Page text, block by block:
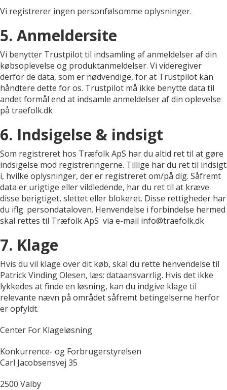
Vi registrerer ingen personfølsomme oplysninger.
5. Anmeldersite
Vi benytter Trustpilot til indsamling af anmeldelser af din
købsoplevelse og produktanmeldelser. Vi videregiver
derfor de data, som er nødvendige, for at Trustpilot kan
håndtere dette for os. Trustpilot må ikke benytte data til
andet formål end at indsamle anmeldelser af din oplevelse
på traefolk.dk
6. Indsigelse & indsigt
Som registreret hos Træfolk ApS har du altid ret til at gøre
indsigelse mod registreringerne. Tillige har du ret til indsigt
i, hvilke oplysninger, der er registreret om/på dig. Såfremt
data er urigtige eller vildledende, har du ret til at kræve
disse berigtiget, slettet eller blokeret. Disse rettigheder har
du iflg. persondataloven. Henvendelse i forbindelse hermed
skal rettes til Træfolk ApS via e-mail info@traefolk.dk
7. Klage
Hvis du vil klage over dit køb, skal du rette henvendelse til
Patrick Vinding Olesen, læs: dataansvarrlig. Hvis det ikke
lykkedes at finde en løsning, kan du indgive klage til
relevante nævn på området såfremt betingelserne herfor
er opfyldt.
Center For Klageløsning
Konkurrence- og Forbrugerstyrelsen
Carl Jacobsensvej 35
2500 Valby